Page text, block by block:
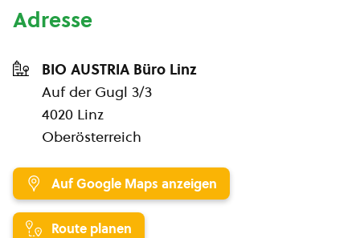
Adresse
BIO AUSTRIA Büro Linz
Auf der Gugl 3/3
4020 Linz
Oberösterreich
Auf Google Maps anzeigen
Route planen